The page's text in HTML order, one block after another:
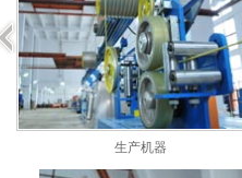
生产机器